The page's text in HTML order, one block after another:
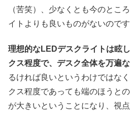
（苦笑）、少なくとも今のとこ
イトよりも良いものがないので
理想的なLEDデスクライトは眩
クス程度で、デスク全体を万遍
るければ良いというわけではな
クス程度であっても端のほうと
が大きいということになり、視